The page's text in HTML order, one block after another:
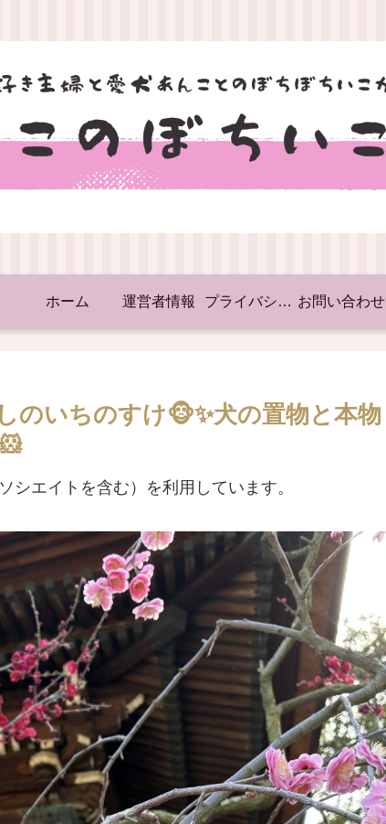
ホーム 運営者情報 プライバシーポリシー お問い合わせ
のいちのすけ🐵✨犬の置物と本物
エイトを含む）を利用しています。